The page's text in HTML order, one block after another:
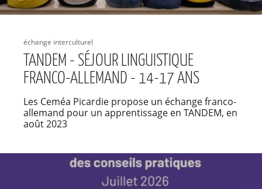
échange interculturel
TANDEM - SÉJOUR LINGUISTIQUE
FRANCO-ALLEMAND - 14-17 ANS
Les Ceméa Picardie propose un échange franco-
allemand pour un apprentissage en TANDEM, en
août 2023